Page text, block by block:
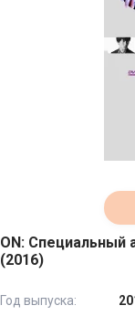
ON: Специальный
(2016)
Год выпуска: